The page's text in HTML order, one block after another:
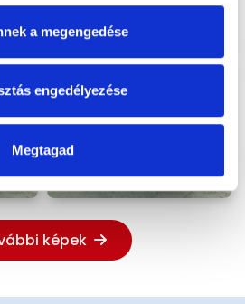
a megengedése
engedélyezése
Megtagad
képek